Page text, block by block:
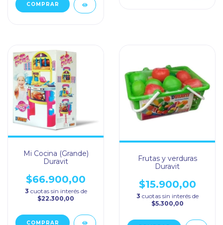
Mi Cocina (Grande)
Duravit
$66.900,00
3 cuotas sin interés de
$22.300,00
Frutas y verduras
Duravit
$15.900,00
3 cuotas sin interés de
$5.300,00